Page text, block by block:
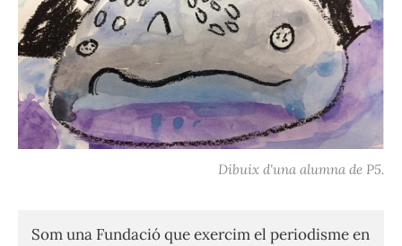
Dibuix d'una alumna de P5.
Som una Fundació que exercim el periodisme en